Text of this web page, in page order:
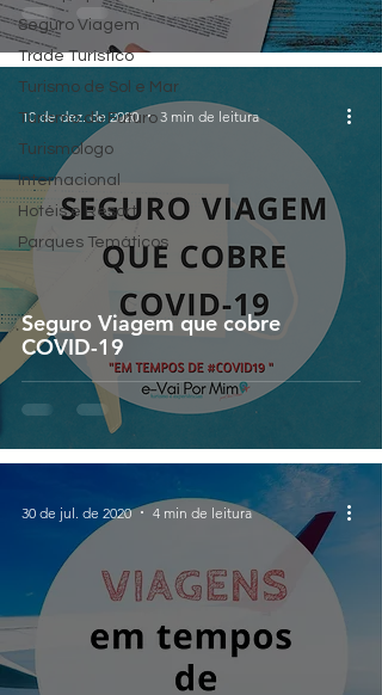
Seguro Viagem
Trade Turístico
Turismo de Sol e Mar
Turismo do Futuro
Turismologo
Internacional
Hotéis e Resort
Parques Temáticos
Seguro Viagem que cobre
COVID-19
10 de dez. de 2020 3 min de leitura
30 de jul. de 2020 4 min de leitura